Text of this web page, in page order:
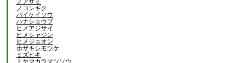
ノアザミ
ノコンギク
バイケイソウ
ハナショウブ
ヒメアジサイ
ヒメシャジン
ヒメジョオン
ホザキシモツケ
ミズヒキ
ミヤマカラマツソウ